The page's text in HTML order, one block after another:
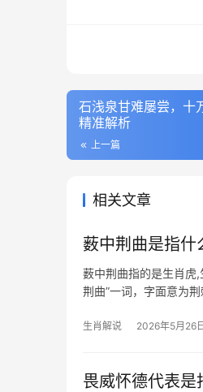
石浅泉甘难屡尝，十
精准解析
上一篇
相关文章
薮中荆曲是指什
薮中荆曲指的是生肖虎
荆曲”一词，字面意为
生肖解说 2026年5月26日
畏威怀德代表是